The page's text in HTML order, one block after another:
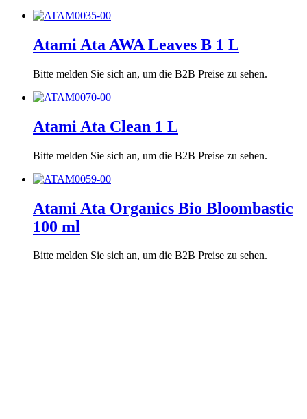
Atami Ata AWA Leaves B 1 L
Bitte melden Sie sich an, um die B2B Preise zu sehen.
Atami Ata Clean 1 L
Bitte melden Sie sich an, um die B2B Preise zu sehen.
Atami Ata Organics Bio Bloombastic
100 ml
Bitte melden Sie sich an, um die B2B Preise zu sehen.